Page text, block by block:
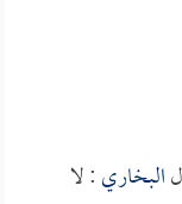
البخاري: لا